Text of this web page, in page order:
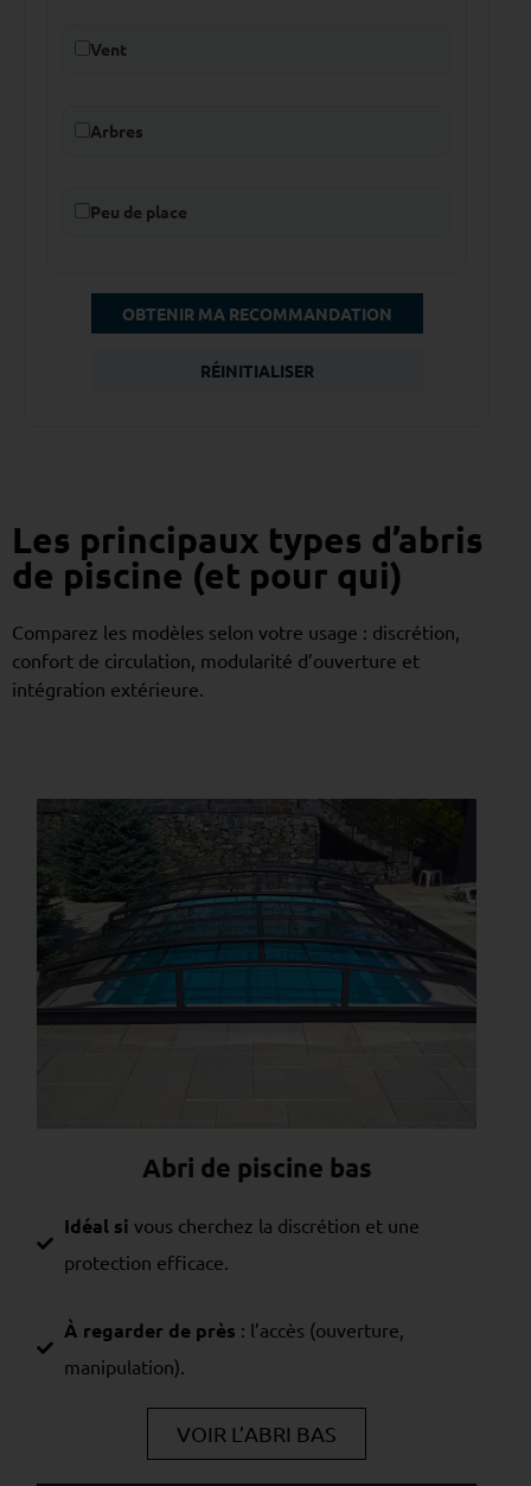
Vent
Arbres
Peu de place
OBTENIR MA RECOMMANDATION
RÉINITIALISER
Les principaux types d’abris
de piscine (et pour qui)
Comparez les modèles selon votre usage : discrétion,
confort de circulation, modularité d’ouverture et
intégration extérieure.
Abri de piscine bas
Idéal si vous cherchez la discrétion et une
protection efficace.
À regarder de près : l’accès (ouverture,
manipulation).
VOIR L’ABRI BAS